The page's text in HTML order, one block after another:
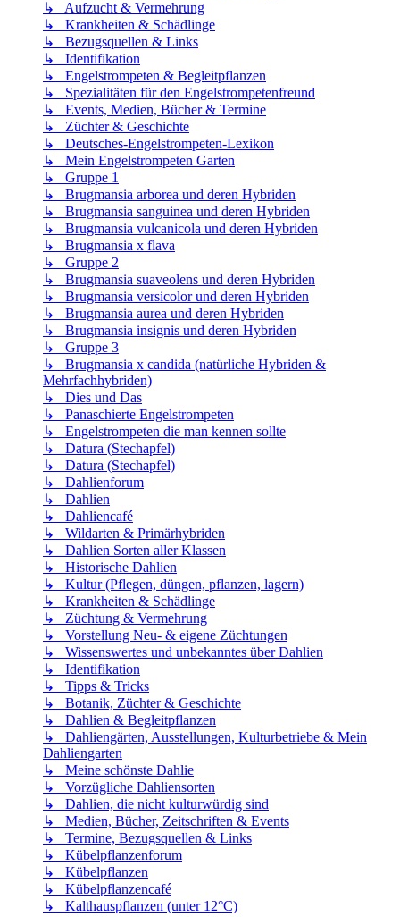
↳ Aufzucht & Vermehrung
↳ Krankheiten & Schädlinge
↳ Bezugsquellen & Links
↳ Identifikation
↳ Engelstrompeten & Begleitpflanzen
↳ Spezialitäten für den Engelstrompetenfreund
↳ Events, Medien, Bücher & Termine
↳ Züchter & Geschichte
↳ Deutsches-Engelstrompeten-Lexikon
↳ Mein Engelstrompeten Garten
↳ Gruppe 1
↳ Brugmansia arborea und deren Hybriden
↳ Brugmansia sanguinea und deren Hybriden
↳ Brugmansia vulcanicola und deren Hybriden
↳ Brugmansia x flava
↳ Gruppe 2
↳ Brugmansia suaveolens und deren Hybriden
↳ Brugmansia versicolor und deren Hybriden
↳ Brugmansia aurea und deren Hybriden
↳ Brugmansia insignis und deren Hybriden
↳ Gruppe 3
↳ Brugmansia x candida (natürliche Hybriden &
Mehrfachhybriden)
↳ Dies und Das
↳ Panaschierte Engelstrompeten
↳ Engelstrompeten die man kennen sollte
↳ Datura (Stechapfel)
↳ Datura (Stechapfel)
↳ Dahlienforum
↳ Dahlien
↳ Dahliencafé
↳ Wildarten & Primärhybriden
↳ Dahlien Sorten aller Klassen
↳ Historische Dahlien
↳ Kultur (Pflegen, düngen, pflanzen, lagern)
↳ Krankheiten & Schädlinge
↳ Züchtung & Vermehrung
↳ Vorstellung Neu- & eigene Züchtungen
↳ Wissenswertes und unbekanntes über Dahlien
↳ Identifikation
↳ Tipps & Tricks
↳ Botanik, Züchter & Geschichte
↳ Dahlien & Begleitpflanzen
↳ Dahliengärten, Ausstellungen, Kulturbetriebe & Mein
Dahliengarten
↳ Meine schönste Dahlie
↳ Vorzügliche Dahliensorten
↳ Dahlien, die nicht kulturwürdig sind
↳ Medien, Bücher, Zeitschriften & Events
↳ Termine, Bezugsquellen & Links
↳ Kübelpflanzenforum
↳ Kübelpflanzen
↳ Kübelpflanzencafé
↳ Kalthauspflanzen (unter 12°C)